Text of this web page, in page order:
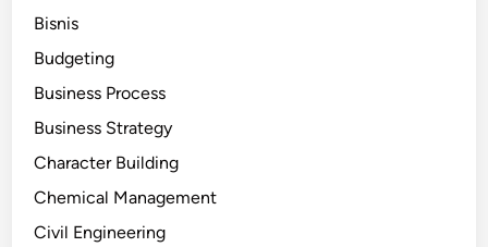
Bisnis
Budgeting
Business Process
Business Strategy
Character Building
Chemical Management
Civil Engineering